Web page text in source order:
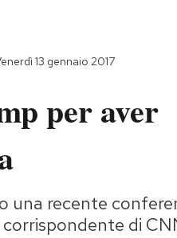
13 gennaio 2017
per aver
una recente
di